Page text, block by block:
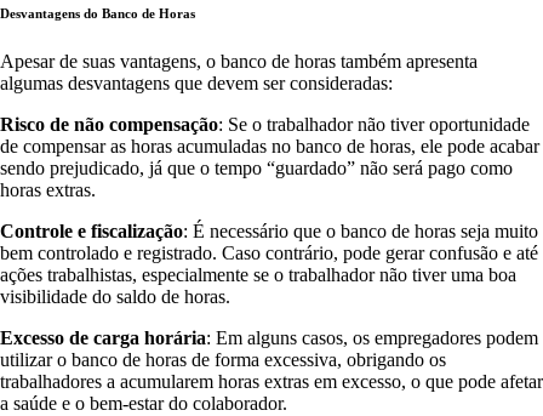
Desvantagens do Banco de Horas
Apesar de suas vantagens, o banco de horas também apresenta
algumas desvantagens que devem ser consideradas:
Risco de não compensação: Se o trabalhador não tiver oportunidade
de compensar as horas acumuladas no banco de horas, ele pode acabar
sendo prejudicado, já que o tempo “guardado” não será pago como
horas extras.
Controle e fiscalização: É necessário que o banco de horas seja muito
bem controlado e registrado. Caso contrário, pode gerar confusão e até
ações trabalhistas, especialmente se o trabalhador não tiver uma boa
visibilidade do saldo de horas.
Excesso de carga horária: Em alguns casos, os empregadores podem
utilizar o banco de horas de forma excessiva, obrigando os
trabalhadores a acumularem horas extras em excesso, o que pode afetar
a saúde e o bem-estar do colaborador.